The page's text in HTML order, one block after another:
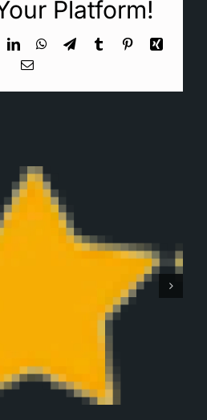
Platform!
LinkedInWhatsApp
TelegramTumblr PinterestXing
Email
Monteban